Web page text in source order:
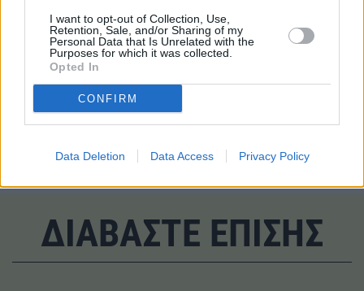
I want to opt-out of Collection, Use,
Retention, Sale, and/or Sharing of my
Personal Data that Is Unrelated with the
Purposes for which it was collected.
Opted In
CONFIRM
Data Deletion Data Access Privacy Policy
#Βραχυχρόνιες μισθώσεις
#Διανυκτερεύσεις
#Ελλάδα
ΔΙΑΒΑΣΤΕ ΕΠΙΣΗΣ